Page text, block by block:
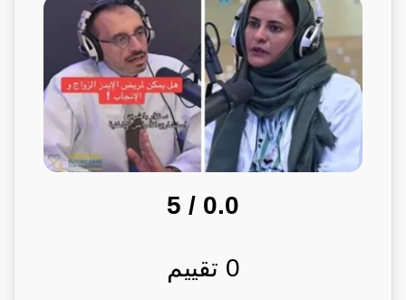
0.0
/ 5
0 تقييم